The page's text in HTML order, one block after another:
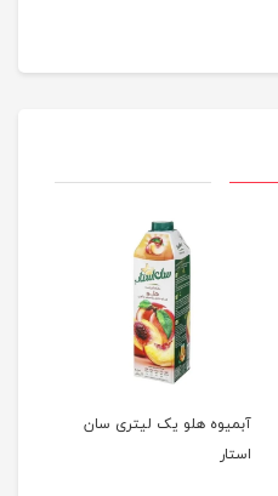
آبمیوه هلو یک لیتری سان
استار